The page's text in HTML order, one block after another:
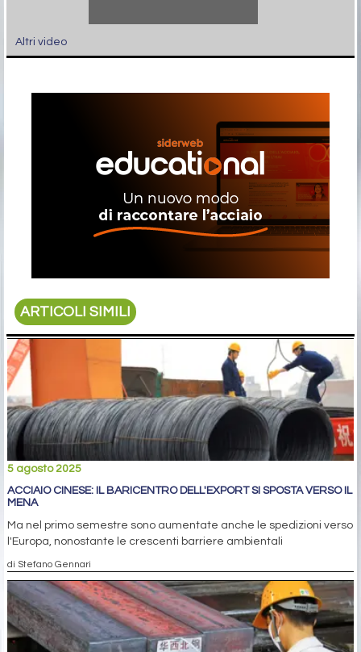
Altri video
ARTICOLI SIMILI
5 agosto 2025
ACCIAIO CINESE: IL BARICENTRO DELL'EXPORT SI SPOSTA VERSO IL
MENA
Ma nel primo semestre sono aumentate anche le spedizioni verso
l'Europa, nonostante le crescenti barriere ambientali
di Stefano Gennari